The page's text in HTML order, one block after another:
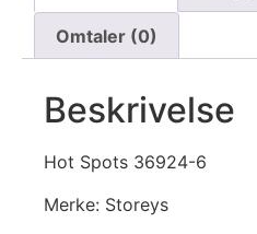
Omtaler (0)
Beskrivelse
Hot Spots 36924-6
Merke: Storeys